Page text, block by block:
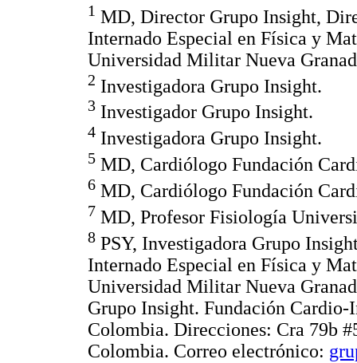
1 MD, Director Grupo Insight,
Internado Especial en Física y
Universidad Militar Nueva
2 Investigadora Grupo Insight.
3 Investigador Grupo Insight.
4 Investigadora Grupo Insight.
5 MD, Cardiólogo Fundación
6 MD, Cardiólogo Fundación
7 MD, Profesor Fisiología
8 PSY, Investigadora Grupo
Internado Especial en Física y
Universidad Militar Nueva
Grupo Insight. Fundación
Colombia. Direcciones: Cra 79b
Colombia. Correo electrónico: